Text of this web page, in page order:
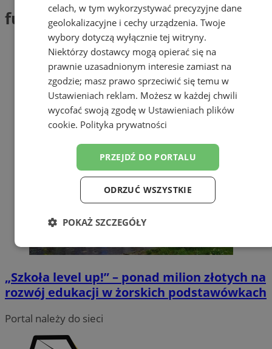
fundusze (1)
„Szkoła level up!” – ponad milion złotych na
rozwój edukacji w żorskich podstawówkach
Portal należy do sieci
celach, w tym wykorzystywać precyzyjne dane
geolokalizacyjne i cechy urządzenia. Twoje
wybory dotyczą wyłącznie tej witryny.
Niektórzy dostawcy mogą opierać się na
prawnie uzasadnionym interesie zamiast na
zgodzie; masz prawo sprzeciwić się temu w
Ustawieniach reklam. Możesz w każdej chwili
wycofać swoją zgodę w Ustawieniach plików
cookie. Polityka prywatności
PRZEJDŹ DO PORTALU
ODRZUĆ WSZYSTKIE
POKAŻ SZCZEGÓŁY
Niezbędne Wydajność Targetowanie
Funkcjonalność Niesklasyfikowane